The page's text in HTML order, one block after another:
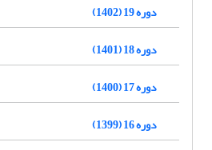
دوره 19 (1402)
دوره 18 (1401)
دوره 17 (1400)
دوره 16 (1399)